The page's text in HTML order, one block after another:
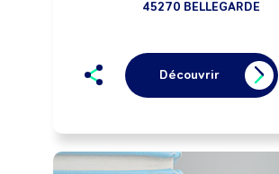
45270 BELLEGARDE
Découvrir